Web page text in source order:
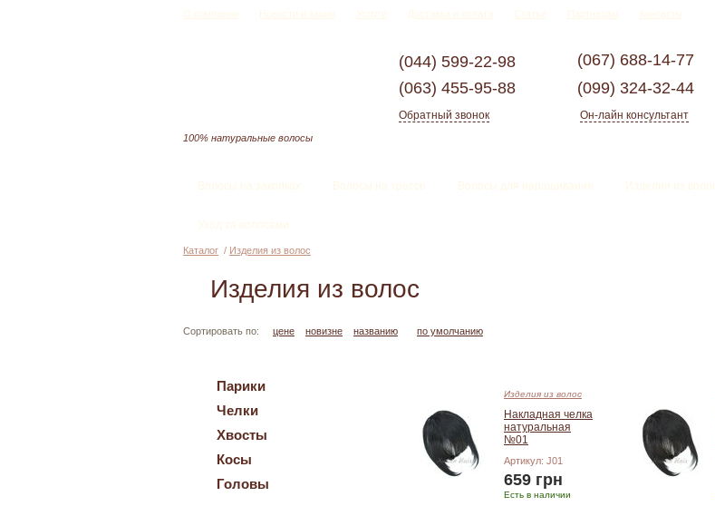
О компании Новости и акции Услуги Доставка и оплата Статьи Партнерам Контакты
100% натуральные волосы
(044) 599-22-98 (067) 688-14-77
(063) 455-95-88 (099) 324-32-44
Обратный звонок Он-лайн консультант
Волосы на заколках Волосы на трессе Волосы для наращивания Изделия из волос
Уход за волосами
Каталог / Изделия из волос
Изделия из волос
Сортировать по: цене новизне названию по умолчанию
Парики
Челки
Хвосты
Косы
Головы
Изделия из волос
Накладная челка
натуральная
№01
Артикул: J01
659 грн
Есть в наличии